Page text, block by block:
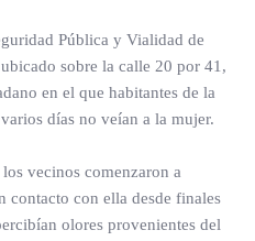
Pública y Vialidad de
sobre la calle 20 por 41,
en el que habitantes de la
días no veían a la mujer.
vecinos comenzaron a
contacto con ella desde finales
olores provenientes del